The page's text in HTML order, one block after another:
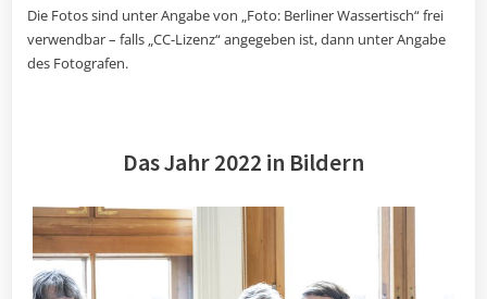
Die Fotos sind unter Angabe von „Foto: Berliner Wassertisch“ frei
verwendbar – falls „CC-Lizenz“ angegeben ist, dann unter Angabe
des Fotografen.
Das Jahr 2022 in Bildern